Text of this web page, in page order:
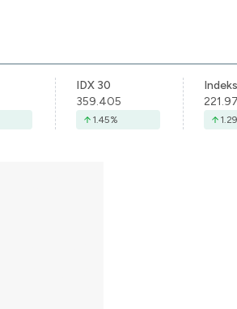
IDX 30
359.405
1.45% 1.29